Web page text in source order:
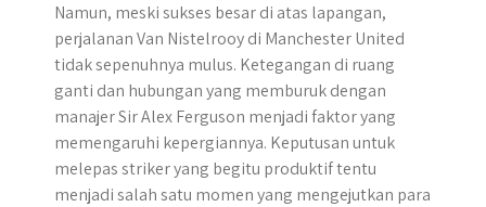
Namun, meski sukses besar di atas lapangan,
perjalanan Van Nistelrooy di Manchester United
tidak sepenuhnya mulus. Ketegangan di ruang
ganti dan hubungan yang memburuk dengan
manajer Sir Alex Ferguson menjadi faktor yang
memengaruhi kepergiannya. Keputusan untuk
melepas striker yang begitu produktif tentu
menjadi salah satu momen yang mengejutkan para